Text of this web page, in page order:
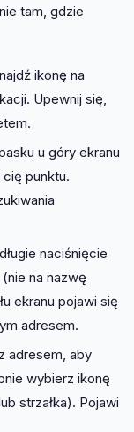
tam, gdzie
ikonę na
Upewnij się,
u góry ekranu
punktu.
naciśnięcie
na nazwę
ekranu pojawi się
adresem.
adresem, aby
wybierz ikonę
strzałka). Pojawi